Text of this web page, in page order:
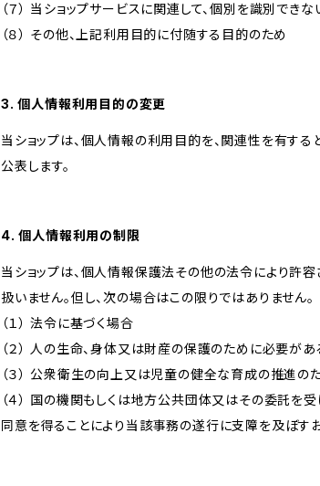
（７） 当ショップサービスに関連して、個別を識別で
（８） その他、上記利用目的に付随する目的のため
3. 個人情報利用目的の変更
当ショップは、個人情報の利用目的を、関連性を有す
公表します。
4. 個人情報利用の制限
当ショップは、個人情報保護法その他の法令により許
扱いません。但し、次の場合はこの限りではありません。
（１） 法令に基づく場合
（２） 人の生命、身体又は財産の保護のために必要が
（３） 公衆衛生の向上又は児童の健全な育成の推進
（４） 国の機関もしくは地方公共団体又はその委託
同意を得ることにより当該事務の遂行に支障を及ぼす